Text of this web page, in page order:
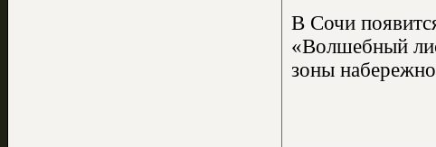
В Сочи
«Волшебный
зоны